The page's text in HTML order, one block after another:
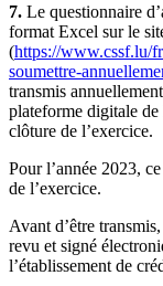
7. Le questionnaire
format Excel sur le
(https://www.cssf.lu/
soumettre-
transmis
plateforme digitale
clôture de l’exercice.
Pour l’année 2023,
de l’exercice.
Avant d’être
revu et signé
l’établissement de